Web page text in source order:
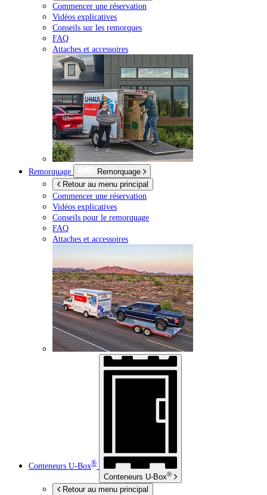
Commencer une réservation
Vidéos explicatives
Conseils sur les remorques
FAQ
Attaches et accessoires
Remorquage
Remorquage
Retour au menu principal
Commencer une réservation
Vidéos explicatives
Conseils pour le remorquage
FAQ
Attaches et accessoires
Conteneurs U-Box®
Conteneurs U-Box®
Retour au menu principal